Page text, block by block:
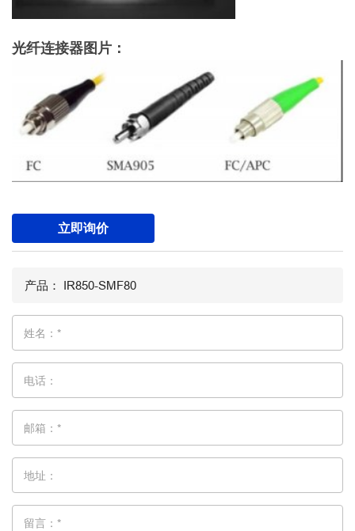
光纤连接器图片：
立即询价
姓名：*
电话：
邮箱：*
地址：
留言：*